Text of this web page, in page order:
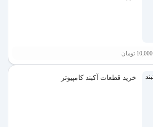
10,000 تومان
خرید قطعات آکبند کامپیوتر